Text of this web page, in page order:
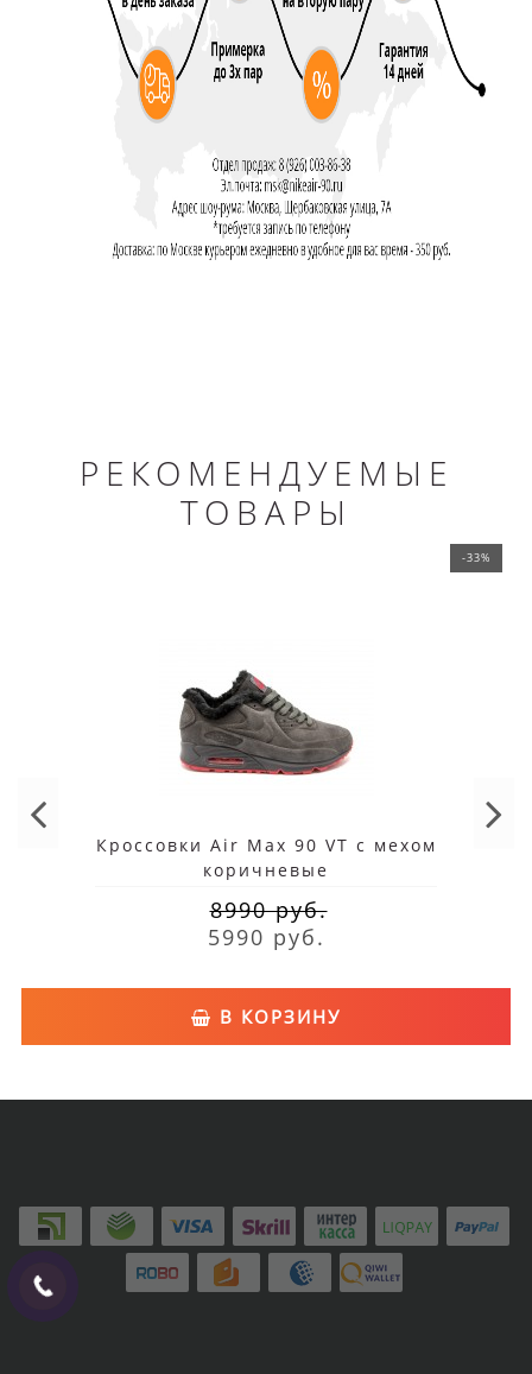
РЕКОМЕНДУЕМЫЕ
ТОВАРЫ
-33%
Кроссовки Air Max 90 VT с мехом
коричневые
8990 руб.
5990 руб.
В КОРЗИНУ